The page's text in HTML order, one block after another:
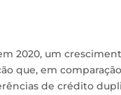
2020, um
que, em
de crédito